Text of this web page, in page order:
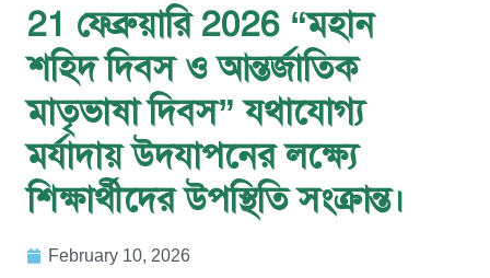
21 ফেব্রুয়ারি 2026 “মহান
শহিদ দিবস ও আন্তর্জাতিক
মাতৃভাষা দিবস” যথাযোগ্য
মর্যাদায় উদযাপনের লক্ষ্যে
শিক্ষার্থীদের উপস্থিতি সংক্রান্ত।
February 10, 2026